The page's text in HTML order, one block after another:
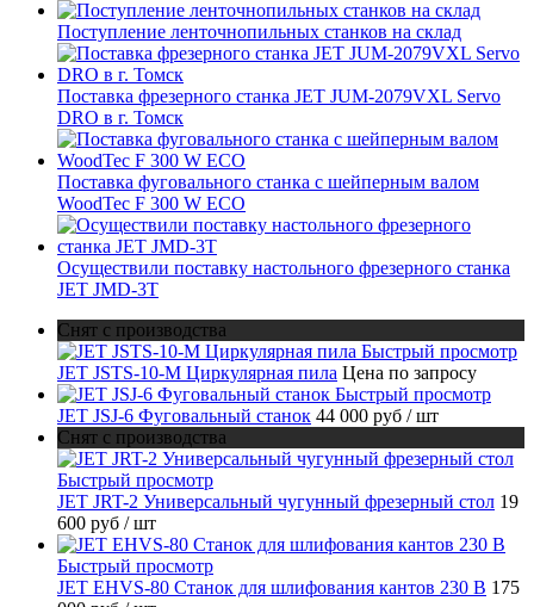
Поступление ленточнопильных станков на склад
Поставка фрезерного станка JET JUM-2079VXL Servo
DRO в г. Томск
Поставка фуговального станка с шейперным валом
WoodTec F 300 W ECO
Осуществили поставку настольного фрезерного станка
JET JMD-3T
Снят с производства
Быстрый просмотр
JET JSTS-10-M Циркулярная пила Цена по запросу
Быстрый просмотр
JET JSJ-6 Фуговальный станок 44 000 руб / шт
Снят с производства
Быстрый просмотр
JET JRT-2 Универсальный чугунный фрезерный стол 19
600 руб / шт
Быстрый просмотр
JET EHVS-80 Станок для шлифования кантов 230 В 175